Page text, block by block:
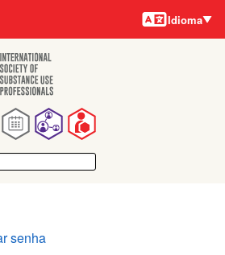
Idiomas
Idioma
senha